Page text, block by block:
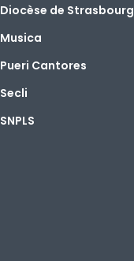
Diocèse de Strasbourg
Musica
Pueri Cantores
Secli
SNPLS